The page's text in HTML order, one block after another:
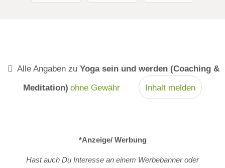
Alle Angaben zu Yoga sein und werden (Coaching &
Meditation) ohne Gewähr Inhalt melden
*Anzeige/ Werbung
Hast auch Du Interesse an einem Werbebanner oder